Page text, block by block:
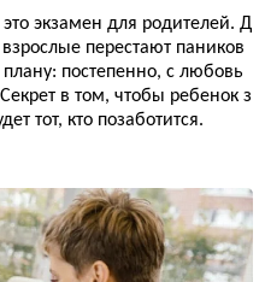
экзамен для родителей. Д
перестают паников
постепенно, с любовь
в том, чтобы ребенок з
тот, кто позаботится.